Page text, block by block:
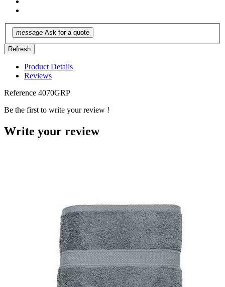
message Ask for a quote
Product Details
Reviews
Reference 4070GRP
Be the first to write your review !
Write your review